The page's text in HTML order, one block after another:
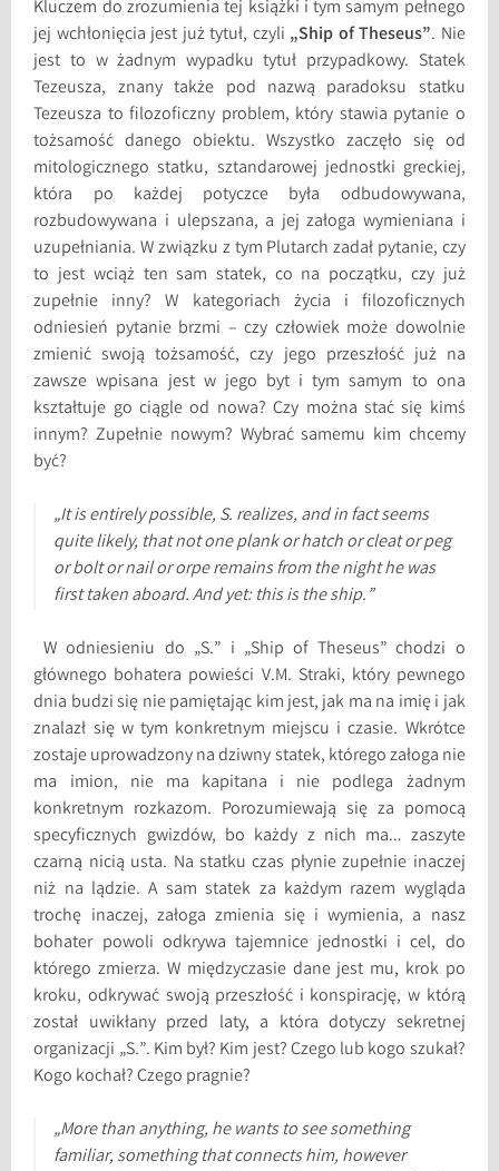
Kluczem do zrozumienia tej książki i tym samym pełnego
jej wchłonięcia jest już tytuł, czyli „Ship of Theseus”. Nie
jest to w żadnym wypadku tytuł przypadkowy. Statek
Tezeusza, znany także pod nazwą paradoksu statku
Tezeusza to filozoficzny problem, który stawia pytanie o
tożsamość danego obiektu. Wszystko zaczęło się od
mitologicznego statku, sztandarowej jednostki greckiej,
która po każdej potyczce była odbudowywana,
rozbudowywana i ulepszana, a jej załoga wymieniana i
uzupełniania. W związku z tym Plutarch zadał pytanie, czy
to jest wciąż ten sam statek, co na początku, czy już
zupełnie inny? W kategoriach życia i filozoficznych
odniesień pytanie brzmi – czy człowiek może dowolnie
zmienić swoją tożsamość, czy jego przeszłość już na
zawsze wpisana jest w jego byt i tym samym to ona
kształtuje go ciągle od nowa? Czy można stać się kimś
innym? Zupełnie nowym? Wybrać samemu kim chcemy
być?
„It is entirely possible, S. realizes, and in fact seems
quite likely, that not one plank or hatch or cleat or peg
or bolt or nail or orpe remains from the night he was
first taken aboard. And yet: this is the ship.”
W odniesieniu do „S.” i „Ship of Theseus” chodzi o
głównego bohatera powieści V.M. Straki, który pewnego
dnia budzi się nie pamiętając kim jest, jak ma na imię i jak
znalazł się w tym konkretnym miejscu i czasie. Wkrótce
zostaje uprowadzony na dziwny statek, którego załoga nie
ma imion, nie ma kapitana i nie podlega żadnym
konkretnym rozkazom. Porozumiewają się za pomocą
specyficznych gwizdów, bo każdy z nich ma… zaszyte
czarną nicią usta. Na statku czas płynie zupełnie inaczej
niż na lądzie. A sam statek za każdym razem wygląda
trochę inaczej, załoga zmienia się i wymienia, a nasz
bohater powoli odkrywa tajemnice jednostki i cel, do
którego zmierza. W międzyczasie dane jest mu, krok po
kroku, odkrywać swoją przeszłość i konspirację, w którą
został uwikłany przed laty, a która dotyczy sekretnej
organizacji „S.”. Kim był? Kim jest? Czego lub kogo szukał?
Kogo kochał? Czego pragnie?
„More than anything, he wants to see something
familiar, something that connects him, however